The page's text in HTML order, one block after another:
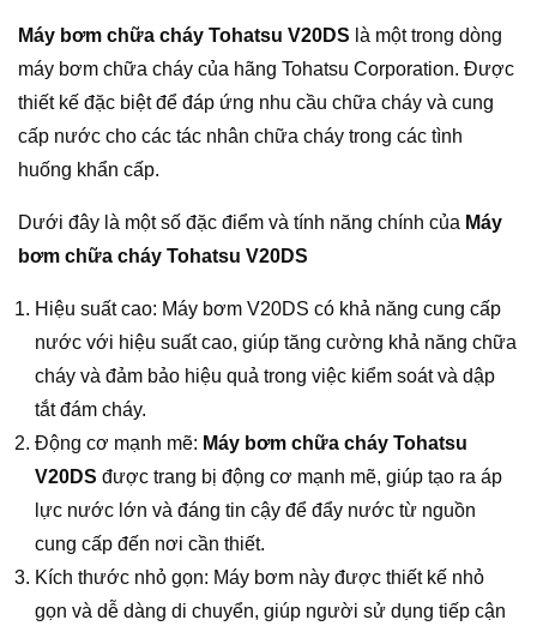
Máy bơm chữa cháy Tohatsu V20DS là một trong dòng
máy bơm chữa cháy của hãng Tohatsu Corporation. Được
thiết kế đặc biệt để đáp ứng nhu cầu chữa cháy và cung
cấp nước cho các tác nhân chữa cháy trong các tình
huống khẩn cấp.
Dưới đây là một số đặc điểm và tính năng chính của Máy
bơm chữa cháy Tohatsu V20DS
Hiệu suất cao: Máy bơm V20DS có khả năng cung cấp
nước với hiệu suất cao, giúp tăng cường khả năng chữa
cháy và đảm bảo hiệu quả trong việc kiểm soát và dập
tắt đám cháy.
Động cơ mạnh mẽ: Máy bơm chữa cháy Tohatsu
V20DS được trang bị động cơ mạnh mẽ, giúp tạo ra áp
lực nước lớn và đáng tin cậy để đẩy nước từ nguồn
cung cấp đến nơi cần thiết.
Kích thước nhỏ gọn: Máy bơm này được thiết kế nhỏ
gọn và dễ dàng di chuyển, giúp người sử dụng tiếp cận